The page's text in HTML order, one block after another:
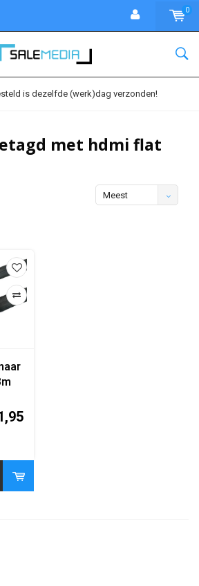
0
is dezelfde (werk)dag verzonden!
met hdmi flat
Meest